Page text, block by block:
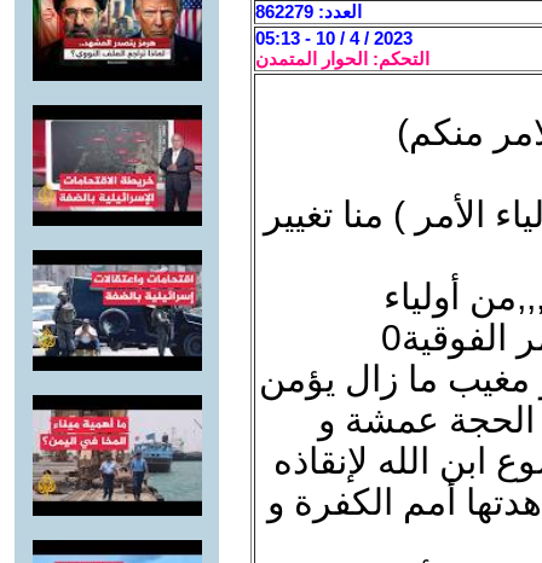
العدد: 862279
2023 / 4 / 10 - 05:13
التحكم: الحوار المتمدن
منكم)
الأمر ) منا تغيير
أولياء
مغيب ما زال يؤمن
الحجة عمشة و
الله لإنقاذه
أمم الكفرة و